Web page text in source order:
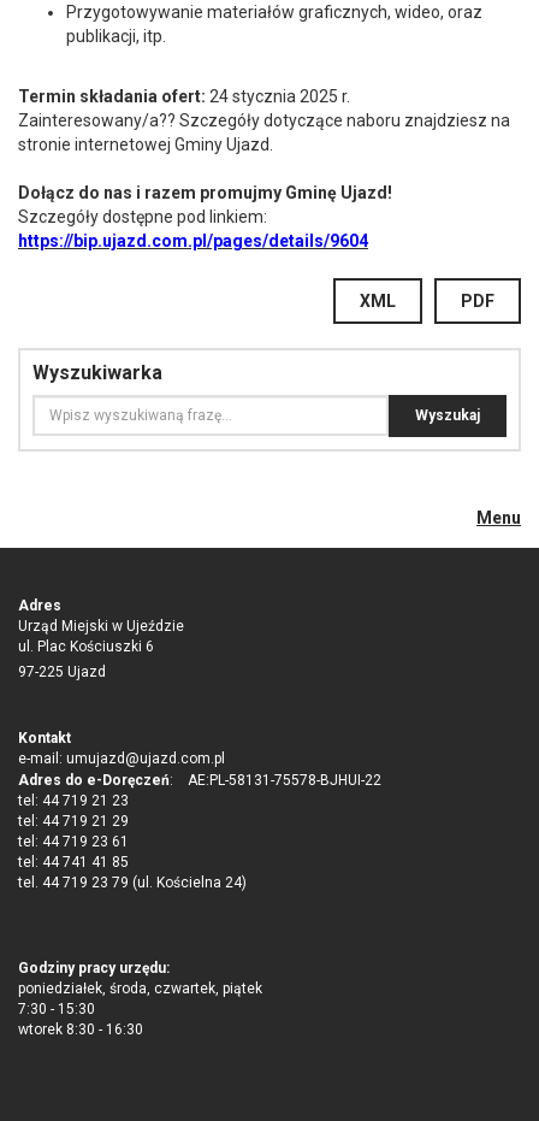
Przygotowywanie materiałów graficznych, wideo, oraz
publikacji, itp.
Termin składania ofert: 24 stycznia 2025 r.
Zainteresowany/a?? Szczegóły dotyczące naboru znajdziesz na
stronie internetowej Gminy Ujazd.
Dołącz do nas i razem promujmy Gminę Ujazd!
Szczegóły dostępne pod linkiem:
https://bip.ujazd.com.pl/pages/details/9604
PDF
XML
Wyszukiwarka
Menu
Adres
Urząd Miejski w Ujeździe
ul. Plac Kościuszki 6
97-225 Ujazd
Kontakt
e-mail: umujazd@ujazd.com.pl
Adres do e-Doręczeń: AE:PL-58131-75578-BJHUI-22
tel: 44 719 21 23
tel: 44 719 21 29
tel: 44 719 23 61
tel: 44 741 41 85
tel. 44 719 23 79 (ul. Kościelna 24)
Godziny pracy urzędu:
poniedziałek, środa, czwartek, piątek
7:30 - 15:30
wtorek 8:30 - 16:30